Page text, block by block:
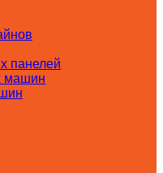
панелей
машин